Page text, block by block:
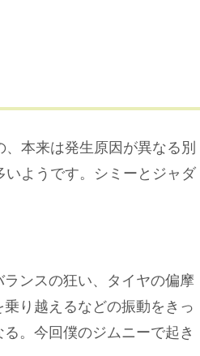
本来は発生原因が異なる別
ようです。シミーとジャダ
ンスの狂い、タイヤの偏摩
り越えるなどの振動をきっ
。今回僕のジムニーで起き